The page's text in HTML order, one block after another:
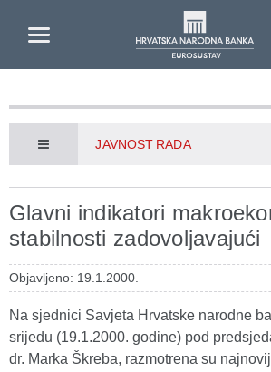
JAVNOST RADA
Glavni indikatori
stabilnosti zadovoljavajući
Objavljeno: 19.1.2000.
Na sjednici Savjeta Hrvatske narodne
srijedu (19.1.2000. godine) pod
dr. Marka Škreba, razmotrena su